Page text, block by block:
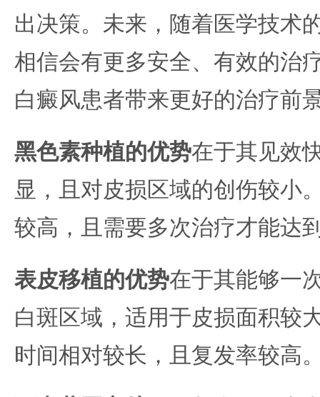
出决策。未来，随着医学技术
相信会有更多安全、有效的治
白癜风患者带来更好的治疗前
黑色素种植的优势在于其见效
显，且对皮损区域的创伤较小
较高，且需要多次治疗才能达
表皮移植的优势在于其能够一
白斑区域，适用于皮损面积较
时间相对较长，且复发率较高